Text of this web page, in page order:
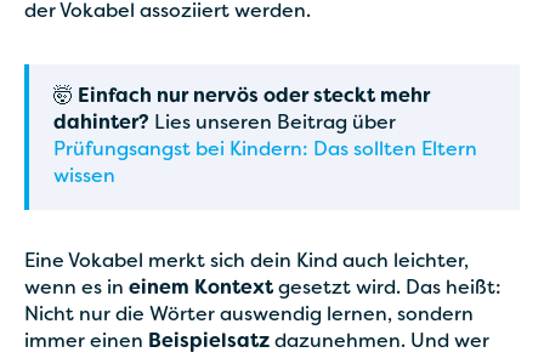
der Vokabel assoziiert werden.
🤯 Einfach nur nervös oder steckt mehr
dahinter? Lies unseren Beitrag über
Prüfungsangst bei Kindern: Das sollten Eltern
wissen
Eine Vokabel merkt sich dein Kind auch leichter,
wenn es in einem Kontextgesetzt wird. Das heißt:
Nicht nur die Wörter auswendig lernen, sondern
immer einen Beispielsatz dazunehmen. Und wer